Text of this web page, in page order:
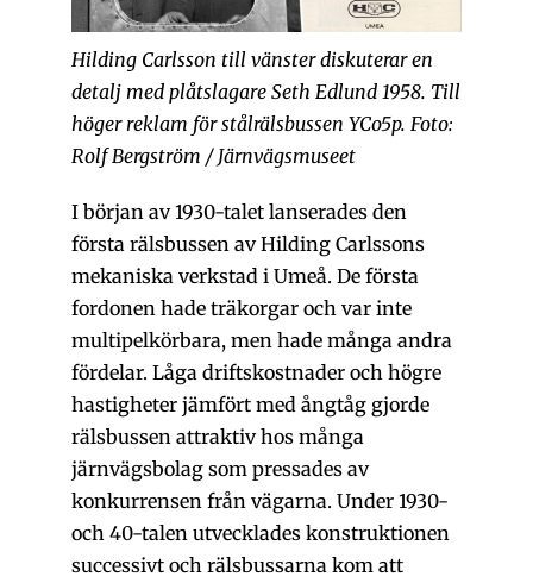
Hilding Carlsson till vänster diskuterar en
detalj med plåtslagare Seth Edlund 1958. Till
höger reklam för stålrälsbussen YCo5p. Foto:
Rolf Bergström / Järnvägsmuseet
I början av 1930-talet lanserades den
första rälsbussen av Hilding Carlssons
mekaniska verkstad i Umeå. De första
fordonen hade träkorgar och var inte
multipelkörbara, men hade många andra
fördelar. Låga driftskostnader och högre
hastigheter jämfört med ångtåg gjorde
rälsbussen attraktiv hos många
järnvägsbolag som pressades av
konkurrensen från vägarna. Under 1930-
och 40-talen utvecklades konstruktionen
successivt och rälsbussarna kom att